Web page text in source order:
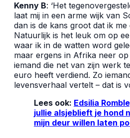
Kenny B: ‘Het
laat mij in een arme wijk van
dan is de kans groot dat ik
Natuurlijk is het leuk om op
waar ik in de watten word
maar ergens in Afrika neer
iemand die net van zijn werk
euro heeft verdiend. Zo
levensverhaal vertelt – dat is
Lees ook: Edsilia
jullie alsjeblieft je hond
mijn deur willen laten